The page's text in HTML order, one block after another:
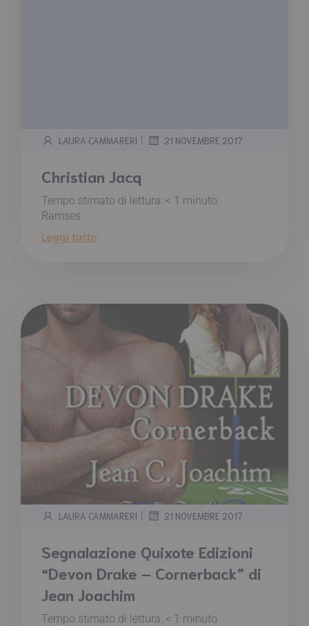
LAURA CAMMARERI | 21 NOVEMBRE 2017
Christian Jacq
Tempo stimato di lettura: < 1 minuto
Ramses
Leggi tutto
LAURA CAMMARERI | 21 NOVEMBRE 2017
Segnalazione Quixote Edizioni
“Devon Drake – Cornerback” di
Jean Joachim
Tempo stimato di lettura: < 1 minuto